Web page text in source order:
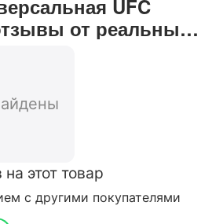
UFC
от реальных
этот товар
с другими покупателями